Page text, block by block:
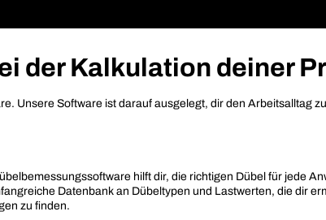
der Kalkulation deiner
Unsere Software ist darauf ausgelegt, dir den Arbeitsalltag
hilft dir, die richtigen Dübel für jede
Datenbank an Dübeltypen und Lastwerten, die dir
zu finden.